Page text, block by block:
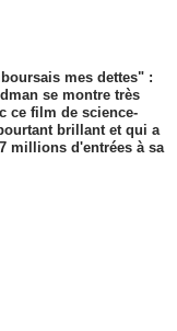
mes dettes" :
se montre très
ce film de science-
brillant et qui a
millions d'entrées à sa